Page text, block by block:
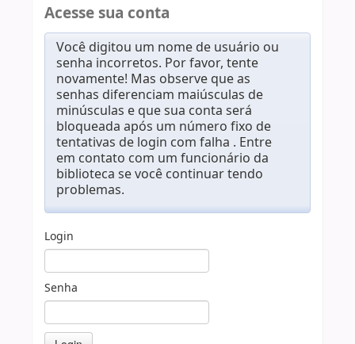
Acesse sua conta
Você digitou um nome de usuário ou
senha incorretos. Por favor, tente
novamente! Mas observe que as
senhas diferenciam maiúsculas de
minúsculas e que sua conta será
bloqueada após um número fixo de
tentativas de login com falha . Entre
em contato com um funcionário da
biblioteca se você continuar tendo
problemas.
Login
Senha